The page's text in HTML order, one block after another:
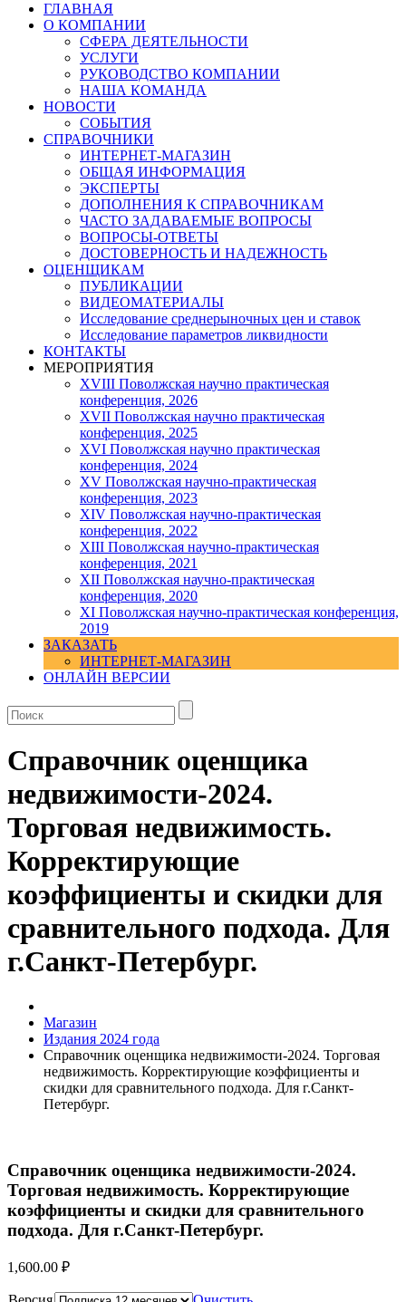
ГЛАВНАЯ
О КОМПАНИИ
СФЕРА ДЕЯТЕЛЬНОСТИ
УСЛУГИ
РУКОВОДСТВО КОМПАНИИ
НАША КОМАНДА
НОВОСТИ
СОБЫТИЯ
СПРАВОЧНИКИ
ИНТЕРНЕТ-МАГАЗИН
ОБЩАЯ ИНФОРМАЦИЯ
ЭКСПЕРТЫ
ДОПОЛНЕНИЯ К СПРАВОЧНИКАМ
ЧАСТО ЗАДАВАЕМЫЕ ВОПРОСЫ
ВОПРОСЫ-ОТВЕТЫ
ДОСТОВЕРНОСТЬ И НАДЕЖНОСТЬ
ОЦЕНЩИКАМ
ПУБЛИКАЦИИ
ВИДЕОМАТЕРИАЛЫ
Исследование среднерыночных цен и ставок
Исследование параметров ликвидности
КОНТАКТЫ
МЕРОПРИЯТИЯ
XVIII Поволжская научно практическая
конференция, 2026
XVII Поволжская научно практическая
конференция, 2025
XVI Поволжская научно практическая
конференция, 2024
ХV Поволжская научно-практическая
конференция, 2023
ХIV Поволжская научно-практическая
конференция, 2022
ХIII Поволжская научно-практическая
конференция, 2021
ХII Поволжская научно-практическая
конференция, 2020
XI Поволжская научно-практическая конференция,
2019
ЗАКАЗАТЬ
ИНТЕРНЕТ-МАГАЗИН
ОНЛАЙН ВЕРСИИ
Справочник оценщика
недвижимости-2024.
Торговая недвижимость.
Корректирующие
коэффициенты и скидки для
сравнительного подхода. Для
г.Санкт-Петербург.
Магазин
Издания 2024 года
Справочник оценщика недвижимости-2024. Торговая
недвижимость. Корректирующие коэффициенты и
скидки для сравнительного подхода. Для г.Санкт-
Петербург.
Справочник оценщика недвижимости-2024.
Торговая недвижимость. Корректирующие
коэффициенты и скидки для сравнительного
подхода. Для г.Санкт-Петербург.
1,600.00 ₽